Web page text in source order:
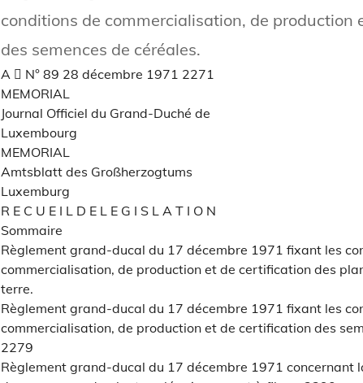
conditions de commercialisation, de production
des semences de céréales.
A  N° 89 28 décembre 1971 2271
MEMORIAL
Journal Officiel du Grand-Duché de
Luxembourg
MEMORIAL
Amtsblatt des Großherzogtums
Luxemburg
R E C U E I L D E L E G I S L A T I O N
Sommaire
Règlement grand-ducal du 17 décembre 1971 fixant les
commercialisation, de production et de certification des
terre.
Règlement grand-ducal du 17 décembre 1971 fixant les
commercialisation, de production et de certification des
2279
Règlement grand-ducal du 17 décembre 1971 concernant